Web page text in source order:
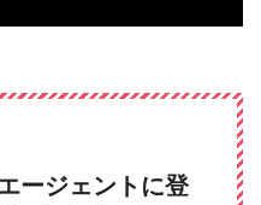
ージェントに登